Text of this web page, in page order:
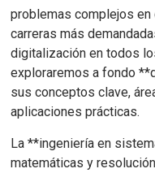
problemas complejos en
carreras más
digitalización en todos
exploraremos a fondo
sus conceptos clave,
aplicaciones prácticas.
La **ingeniería en
matemáticas y